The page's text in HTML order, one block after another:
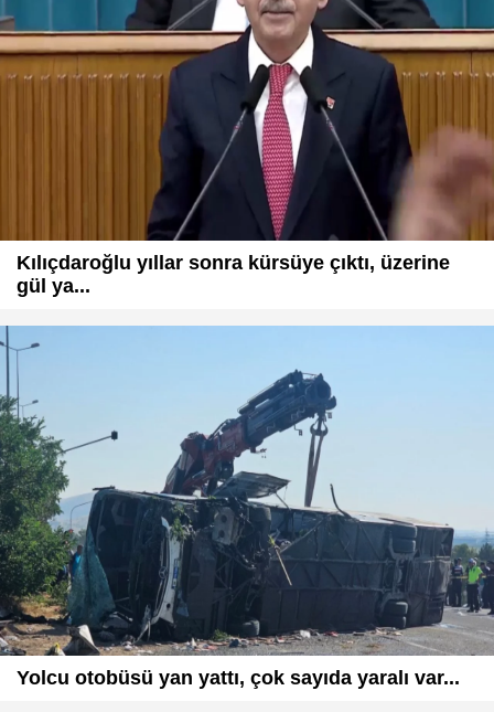
Kılıçdaroğlu yıllar sonra kürsüye çıktı, üzerine
gül ya...
Yolcu otobüsü yan yattı, çok sayıda yaralı var...